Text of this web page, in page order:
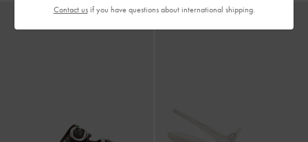
Contact usif you have questions about international shipping.